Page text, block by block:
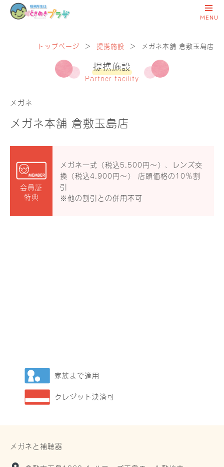
トップページ ＞ 提携施設 ＞ メガネ本舗 倉敷玉島店
提携施設
Partner facility
家族まで適用
クレジット決済可
メガネ
メガネ本舗 倉敷玉島店
会員証
特典
メガネ一式（税込5,500円〜）、レンズ交
換（税込4,900円〜） 店頭価格の10％割
引
※他の割引との併用不可
メガネと補聴器